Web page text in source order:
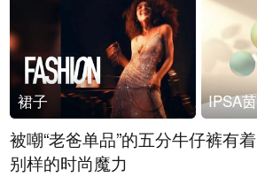
裙子
被嘲“老爸单品”的五分牛仔裤有着
别样的时尚魔力